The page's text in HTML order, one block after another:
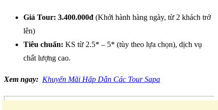
Giá Tour: 3.400.000đ (Khởi hành hàng ngày, từ 2 khách trở
lên)
Tiêu chuẩn: KS từ 2.5* – 5* (tùy theo lựa chọn), dịch vụ
chất lượng cao.
Xem ngay: Khuyến Mãi Hấp Dẫn Các Tour Sapa